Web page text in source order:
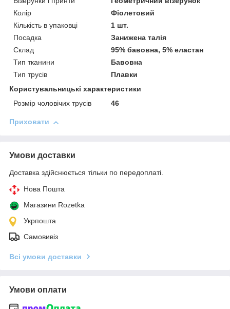
Колір
Фіолетовий
Кількість в упаковці
1 шт.
Посадка
Занижена талія
Склад
95% бавовна, 5% еластан
Тип тканини
Бавовна
Тип трусів
Плавки
Користувальницькі характеристики
Розмір чоловічих трусів
46
Приховати
Умови доставки
Доставка здійснюється тільки по передоплаті.
Нова Пошта
Магазини Rozetka
Укрпошта
Самовивіз
Всі умови доставки
Умови оплати